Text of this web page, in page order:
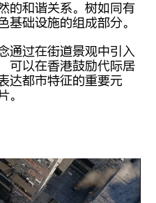
的和谐关系。树如同有
基础设施的组成部分。
通过在街道景观中引入
可以在香港鼓励代际居
达都市特征的重要元
。